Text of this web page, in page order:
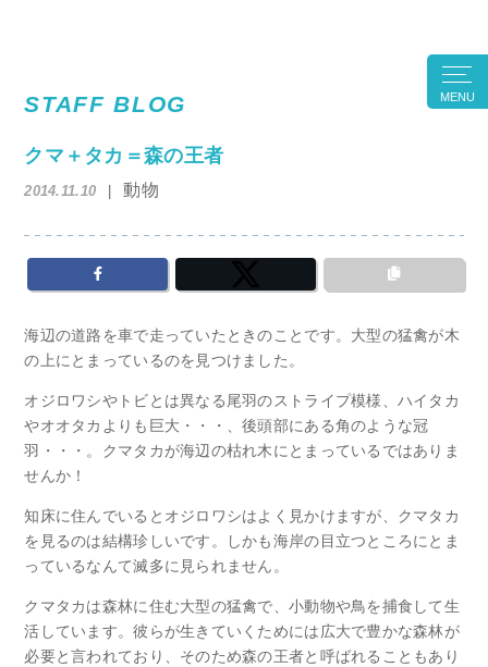
STAFF BLOG
クマ＋タカ＝森の王者
2014.11.10 動物
海辺の道路を車で走っていたときのことです。大型の猛禽が木
の上にとまっているのを見つけました。
オジロワシやトビとは異なる尾羽のストライプ模様、ハイタカ
やオオタカよりも巨大・・・、後頭部にある角のような冠
羽・・・。クマタカが海辺の枯れ木にとまっているではありま
せんか！
知床に住んでいるとオジロワシはよく見かけますが、クマタカ
を見るのは結構珍しいです。しかも海岸の目立つところにとま
っているなんて滅多に見られません。
クマタカは森林に住む大型の猛禽で、小動物や鳥を捕食して生
活しています。彼らが生きていくためには広大で豊かな森林が
必要と言われており、そのため森の王者と呼ばれることもあり
MENU